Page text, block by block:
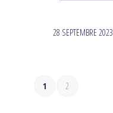
28 SEPTEMBRE 2023
/
1 2